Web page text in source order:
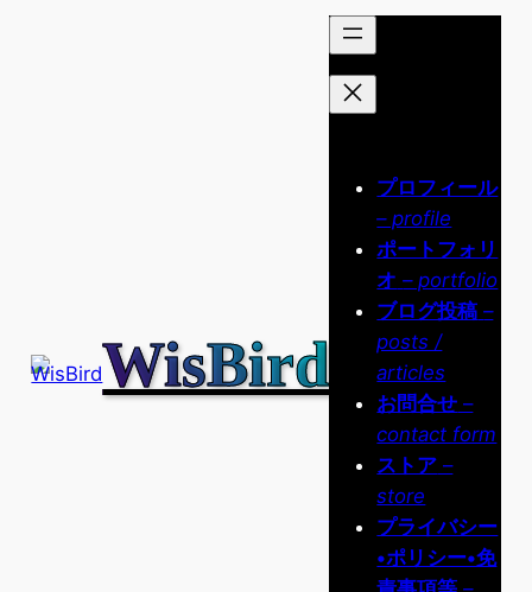
WisBird
プロフィール
– profile
ポートフォリ
オ – portfolio
ブログ投稿 –
posts /
articles
お問合せ –
contact form
ストア –
store
プライバシー
•ポリシー•免